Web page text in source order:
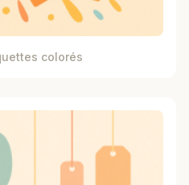
colorés